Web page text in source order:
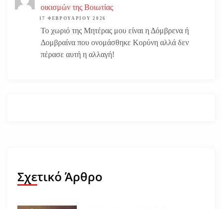
οικισμών της Βοιωτίας
17 ΦΕΒΡΟΥΑΡΊΟΥ 2026
Το χωριό της Μητέρας μου είναι η Δόμβρενα ή
Δομβραίνα που ονομάσθηκε Κορύνη αλλά δεν
πέρασε αυτή η αλλαγή!
Σχετικό Άρθρο